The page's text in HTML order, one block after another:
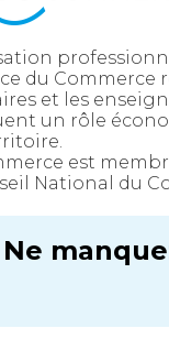
du
et les
un rôle
est
National du
Ne